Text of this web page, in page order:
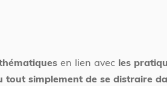
en lien avec les
tout simplement de se distraire